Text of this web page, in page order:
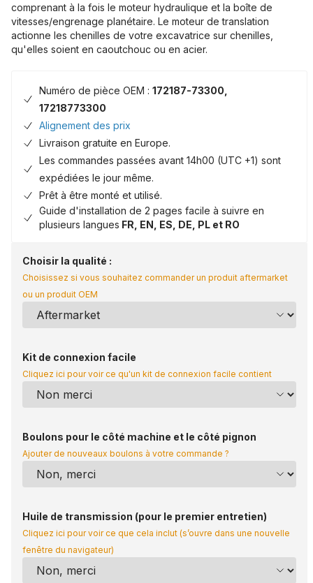
comprenant à la fois le moteur hydraulique et la boîte de
vitesses/engrenage planétaire. Le moteur de translation
actionne les chenilles de votre excavatrice sur chenilles,
qu'elles soient en caoutchouc ou en acier.
Numéro de pièce OEM : 172187-73300,
17218773300
Alignement des prix
Livraison gratuite en Europe.
Les commandes passées avant 14h00 (UTC +1) sont
expédiées le jour même.
Prêt à être monté et utilisé.
Guide d'installation de 2 pages facile à suivre en
plusieurs langues FR, EN, ES, DE, PL et RO
Choisir la qualité :
Choisissez si vous souhaitez commander un produit aftermarket
ou un produit OEM
Kit de connexion facile
Cliquez ici pour voir ce qu'un kit de connexion facile contient
Boulons pour le côté machine et le côté pignon
Ajouter de nouveaux boulons à votre commande ?
Huile de transmission (pour le premier entretien)
Cliquez ici pour voir ce que cela inclut (s’ouvre dans une nouvelle
fenêtre du navigateur)